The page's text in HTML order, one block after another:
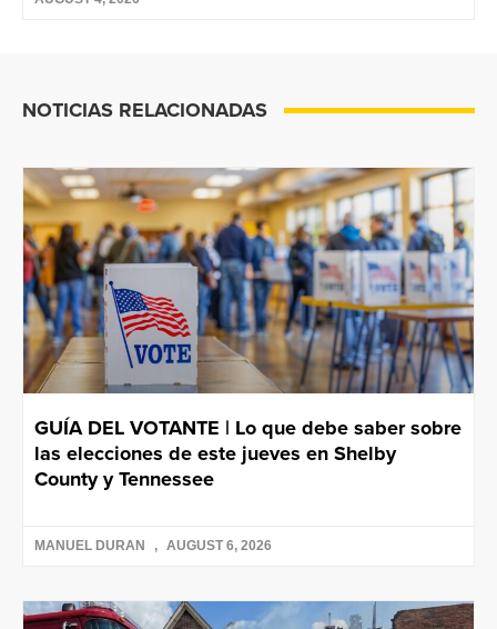
NOTICIAS RELACIONADAS
GUÍA DEL VOTANTE | Lo que debe saber sobre
las elecciones de este jueves en Shelby
County y Tennessee
MANUEL DURAN AUGUST 6, 2026